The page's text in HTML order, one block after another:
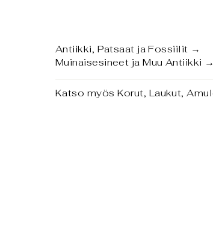
Antiikki, Patsaat ja Fossiilit →
Muinaisesineet ja Muu Antiikki →
Katso myös Korut, Laukut,